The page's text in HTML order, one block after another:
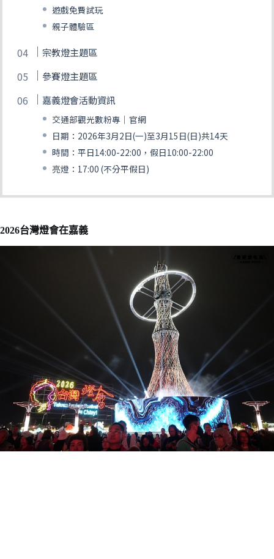
遊戲免費試玩
親子體驗區
宗教燈主題區
參賽燈主題區
嘉義燈會活動資訊
交通部觀光數粉專｜官網
日期：2026年3月2日(一)至3月15日(日)共14天
時間：平日14:00-22:00，假日10:00-22:00
亮燈：17:00 (不分平假日)
2026台灣燈會在嘉義